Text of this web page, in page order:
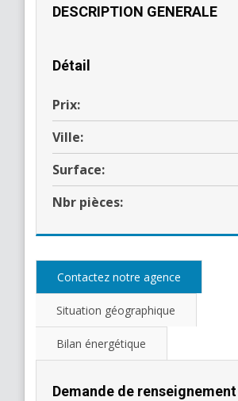
DESCRIPTION GENERALE
Détail
Prix:
Ville:
Surface:
Nbr pièces:
Contactez notre agence
Situation géographique
Bilan énergétique
Demande de